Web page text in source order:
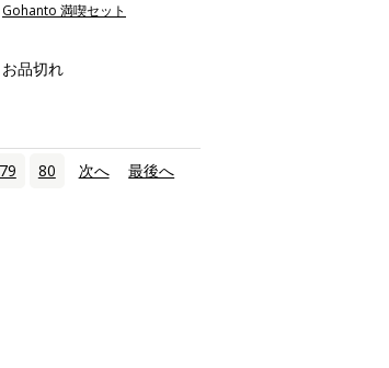
Gohanto 満喫セット
お品切れ
79 80 次へ 最後へ